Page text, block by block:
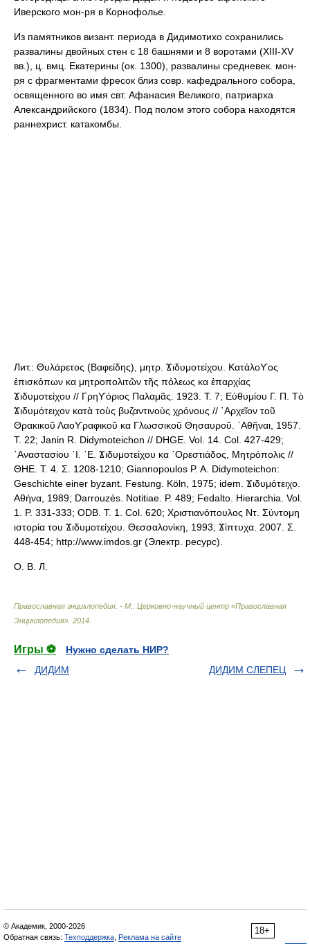
Иверского мон-ря в Корнофолье.
Из памятников визант. периода в Дидимотихо сохранились
развалины двойных стен с 18 башнями и 8 воротами (XIII-XV
вв.), ц. вмц. Екатерины (ок. 1300), развалины средневек. мон-
ря с фрагментами фресок близ совр. кафедрального собора,
освященного во имя свт. Афанасия Великого, патриарха
Александрийского (1834). Под полом этого собора находятся
раннехрист. катакомбы.
Лит.: Θυλάρετος (Βαφείδης), μητρ. Ϫιδυμοτείχου. Κατάλοϒος
ἐπισκόπων κα μητροπολιτῶν τῆς πόλεως κα ἐπαρχίας
Ϫιδυμοτείχου // Γρηϒόριος Παλαμᾶς. 1923. Τ. 7; Εὐθυμίου Γ. Π. Τὸ
Ϫιδυμότειχον κατὰ τοὺς βυζαντινοὺς χρόνους // ᾿Αρχεῖον τοῦ
Θρακικοῦ Λαοϒραφικοῦ κα Γλωσσικοῦ Θησαυροῦ. ᾿Αθῆναι, 1957.
Τ. 22; Janin R. Didymoteichon // DHGE. Vol. 14. Col. 427-429;
᾿Αναστασίου ᾿Ι. ᾿Ε. Ϫιδυμοτείχου κα ᾿Ορεστιάδος, Μητρόπολις //
ΘΗΕ. Τ. 4. Σ. 1208-1210; Giannopoulos P. A. Didymoteichon:
Geschichte einer byzant. Festung. Köln, 1975; idem. Ϫιδυμότειχο.
Αθήνα, 1989; Darrouzès. Notitiae. P. 489; Fedalto. Hierarchia. Vol.
1. P. 331-333; ODB. T. 1. Col. 620; Χριστιανόπουλος Ντ. Σύντομη
ιστορία του Ϫιδυμοτείχου. Θεσσαλονίκη, 1993; Ϫίπτυχα. 2007. Σ.
448-454; http://www.imdos.gr (Электр. ресурс).
О. В. Л.
Православная энциклопедия. - М.: Церковно-научный центр «Православная
Энциклопедия» 2014
Игры ⚽
Нужно сделать НИР?
ДИДИМ
ДИДИМ СЛЕПЕЦ
18+
© Академик, 2000-2026
Обратная связь: Техподдержка Реклама на сайте